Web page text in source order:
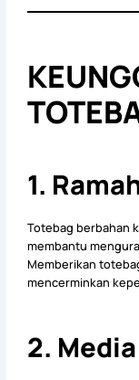
1.
Totebag berbahan
membantu
Memberikan
mencerminkan
2.